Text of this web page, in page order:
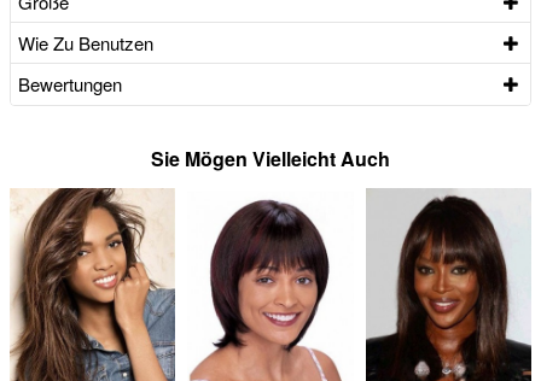
Wie Zu Benutzen
Bewertungen
Sie Mögen Vielleicht Auch